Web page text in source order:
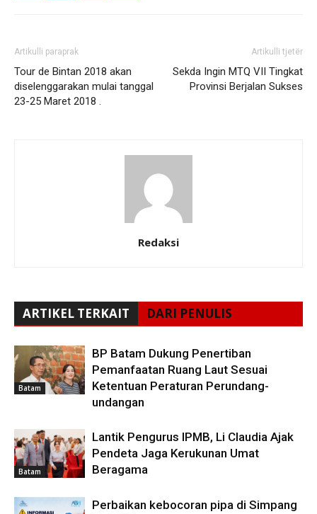
Artikulli paraprak
Tour de Bintan 2018 akan
diselenggarakan mulai tanggal
23-25 Maret 2018 .
Artikulli tjetër
Sekda Ingin MTQ VII Tingkat
Provinsi Berjalan Sukses
Redaksi
ARTIKEL TERKAIT DARI PENULIS
Batam
BP Batam Dukung Penertiban
Pemanfaatan Ruang Laut Sesuai
Ketentuan Peraturan Perundang-
undangan
Batam
Lantik Pengurus IPMB, Li Claudia Ajak
Pendeta Jaga Kerukunan Umat
Beragama
Perbaikan kebocoran pipa di Simpang